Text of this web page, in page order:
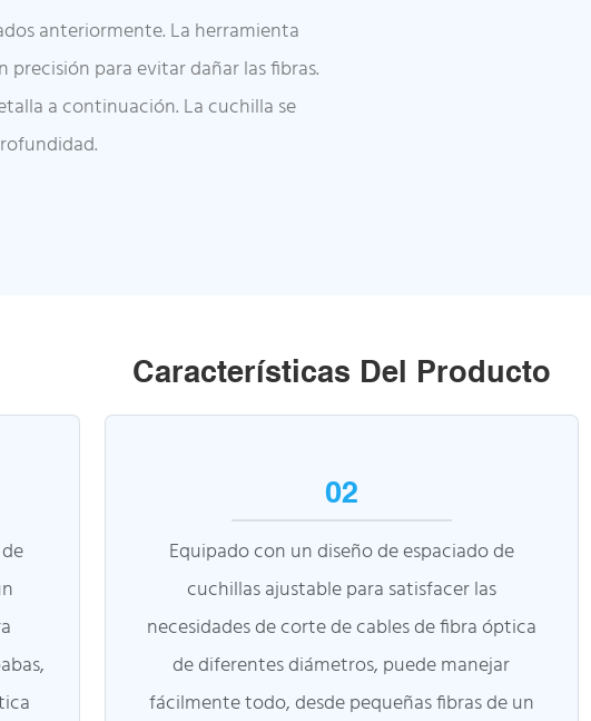
anteriormente. La herramienta
para evitar dañar las fibras.
a continuación. La cuchilla se
Características Del Producto
02
Equipado con un diseño de espaciado de
cuchillas ajustable para satisfacer las
necesidades de corte de cables de fibra óptica
de diferentes diámetros, puede manejar
fácilmente todo, desde pequeñas fibras de un